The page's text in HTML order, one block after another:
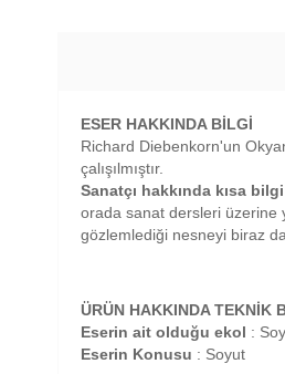
ESER HAKKINDA BİLGİ
Richard Diebenkorn'un
çalışılmıştır.
Sanatçı hakkında kısa bilgi
orada sanat dersleri üzerine
gözlemlediği nesneyi biraz
ÜRÜN HAKKINDA TEKNİK
Eserin ait olduğu ekol :
Eserin Konusu : Soyut